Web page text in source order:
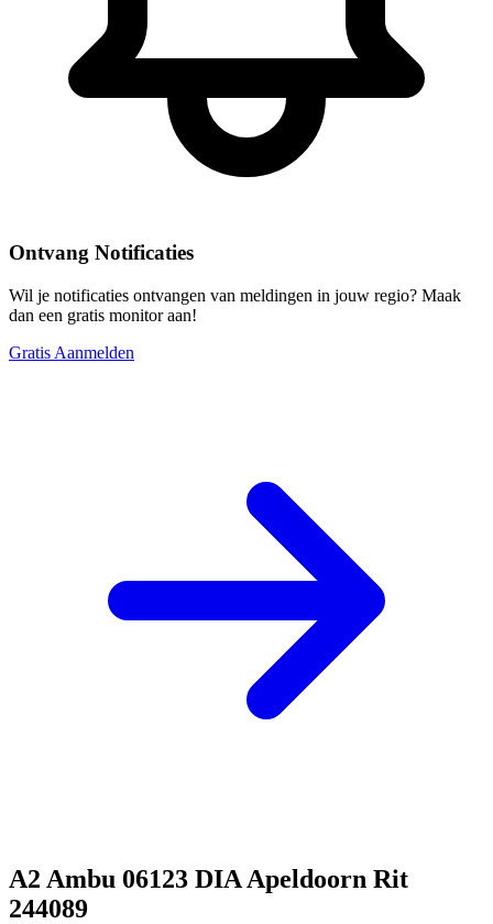
Ontvang Notificaties
Wil je notificaties ontvangen van meldingen in jouw regio? Maak
dan een gratis monitor aan!
Gratis Aanmelden
A2 Ambu 06123 DIA Apeldoorn Rit
244089